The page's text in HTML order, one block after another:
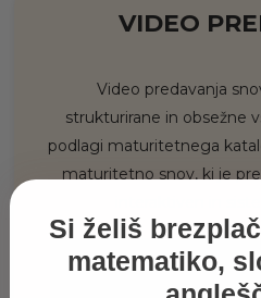
VIDEO
Video predavanja
strukturirane in obsežne
podlagi maturitetnega
maturitetno snov, ki je
Si želiš
matematiko,